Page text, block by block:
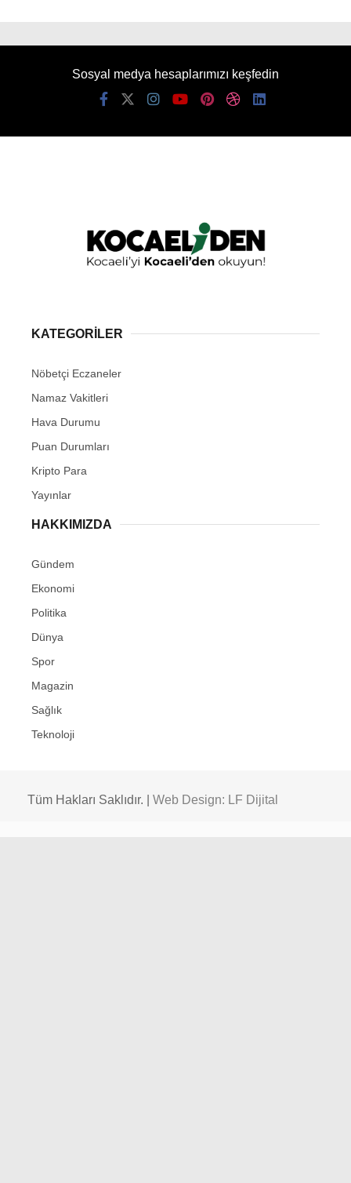
Sosyal medya hesaplarımızı keşfedin
KATEGORİLER
Nöbetçi Eczaneler
Namaz Vakitleri
Hava Durumu
Puan Durumları
Kripto Para
Yayınlar
HAKKIMIZDA
Gündem
Ekonomi
Politika
Dünya
Spor
Magazin
Sağlık
Teknoloji
Tüm Hakları Saklıdır. | Web Design: LF Dijital